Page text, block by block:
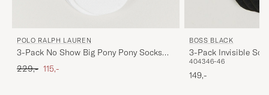
POLO RALPH LAUREN
3-Pack No Show Big Pony Pony Socks
White
Ordinary pris
229,- Nedsat pris
115,-
BOSS BLACK
3-Pack Invisible
404346-46
149,-